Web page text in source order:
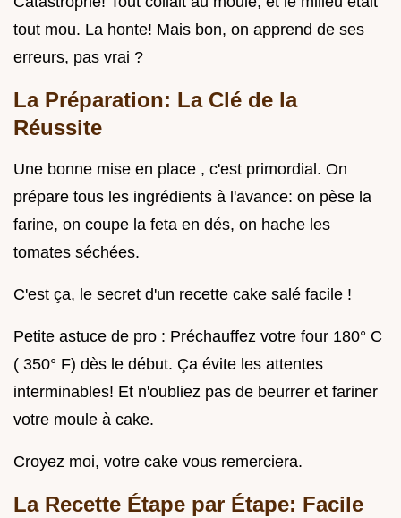
tout mou. La honte! Mais bon, on apprend de ses
erreurs, pas vrai ?
La Préparation: La Clé de la
Réussite
Une bonne mise en place , c'est primordial. On
prépare tous les ingrédients à l'avance: on pèse la
farine, on coupe la feta en dés, on hache les
tomates séchées.
C'est ça, le secret d'un recette cake salé facile !
Petite astuce de pro : Préchauffez votre four 180° C
( 350° F) dès le début. Ça évite les attentes
interminables! Et n'oubliez pas de beurrer et fariner
votre moule à cake.
Croyez moi, votre cake vous remerciera.
La Recette Étape par Étape: Facile